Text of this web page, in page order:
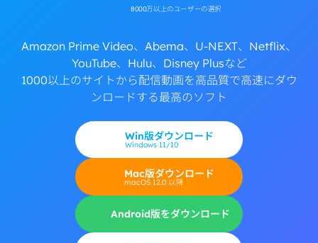
8000万以上のユーザーの選択
Amazon Prime Video、Abema、U-NEXT、Netflix、
YouTube、Hulu、Disney Plusなど
1000以上のサイトから配信動画を高品質で高速にダウ
ンロードする最高のソフト
Win版ダウンロード
Windows 11/10
Mac版ダウンロード
macOS 12.0 以降
Android版をダウンロード